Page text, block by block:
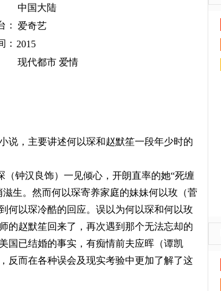
中国大陆
：
爱奇艺
： 2015
现代都市 爱情
说，主要讲述何以琛和赵默笙一段年少时的
钟汉良饰）一见倾心，开朗直率的她“死缠
生。然而何以琛寄养家庭的妹妹何以玫（菅
何以琛冷酷的回应。误以为何以琛和何以玫
的赵默笙回来了，再次遇到那个无法忘却的
国已结婚的事实，有痴情前夫应晖（谭凯
反而在各种误会及现实考验中更加了解了这